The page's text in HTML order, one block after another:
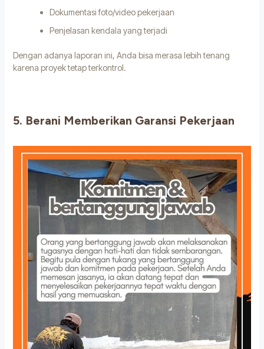
Dokumentasi foto/video pekerjaan
Penjelasan kendala yang terjadi
Dengan adanya laporan ini, Anda bisa merasa lebih tenang
karena proyek tetap terkontrol.
5. Berani Memberikan Garansi Pekerjaan